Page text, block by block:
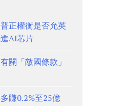
正權衡是否允英
AI芯片
關「敵國條款」
賺0.2%至25億